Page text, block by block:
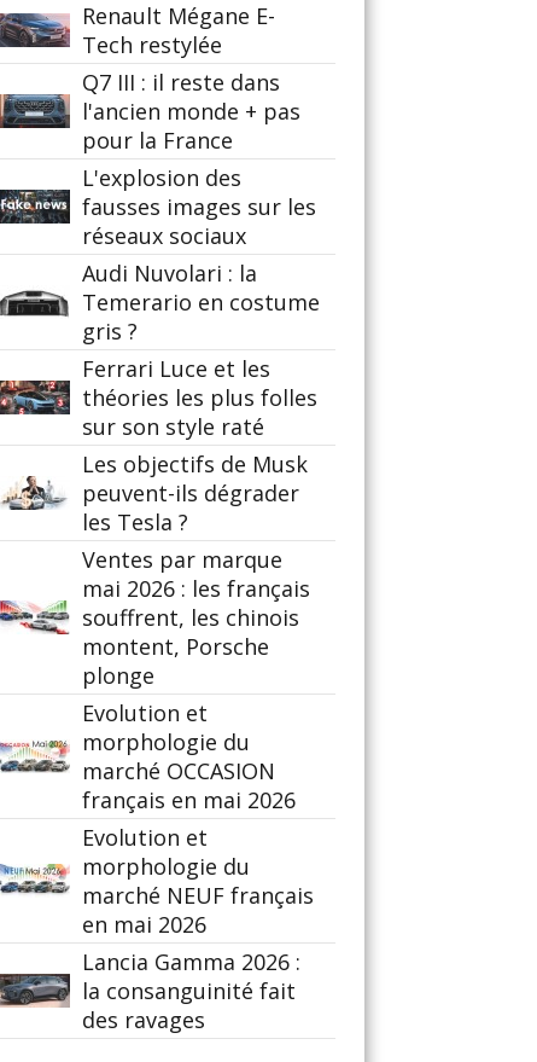
Renault Mégane E-
Tech restylée
Q7 III : il reste dans
l'ancien monde + pas
pour la France
L'explosion des
fausses images sur les
réseaux sociaux
Audi Nuvolari : la
Temerario en costume
gris ?
Ferrari Luce et les
théories les plus folles
sur son style raté
Les objectifs de Musk
peuvent-ils dégrader
les Tesla ?
Ventes par marque
mai 2026 : les français
souffrent, les chinois
montent, Porsche
plonge
Evolution et
morphologie du
marché OCCASION
français en mai 2026
Evolution et
morphologie du
marché NEUF français
en mai 2026
Lancia Gamma 2026 :
la consanguinité fait
des ravages